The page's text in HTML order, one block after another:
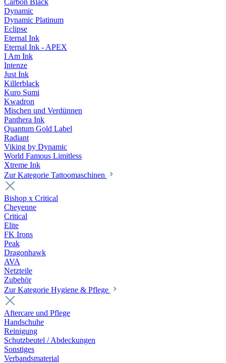
Carbon Black
Dynamic
Dynamic Platinum
Eclipse
Eternal Ink
Eternal Ink - APEX
I Am Ink
Intenze
Just Ink
Killerblack
Kuro Sumi
Kwadron
Mischen und Verdünnen
Panthera Ink
Quantum Gold Label
Radiant
Viking by Dynamic
World Famous Limitless
Xtreme Ink
Zur Kategorie Tattoomaschinen
Bishop x Critical
Cheyenne
Critical
Elite
FK Irons
Peak
Dragonhawk
AVA
Netzteile
Zubehör
Zur Kategorie Hygiene & Pflege
Aftercare und Pflege
Handschuhe
Reinigung
Schutzbeutel / Abdeckungen
Sonstiges
Verbandsmaterial